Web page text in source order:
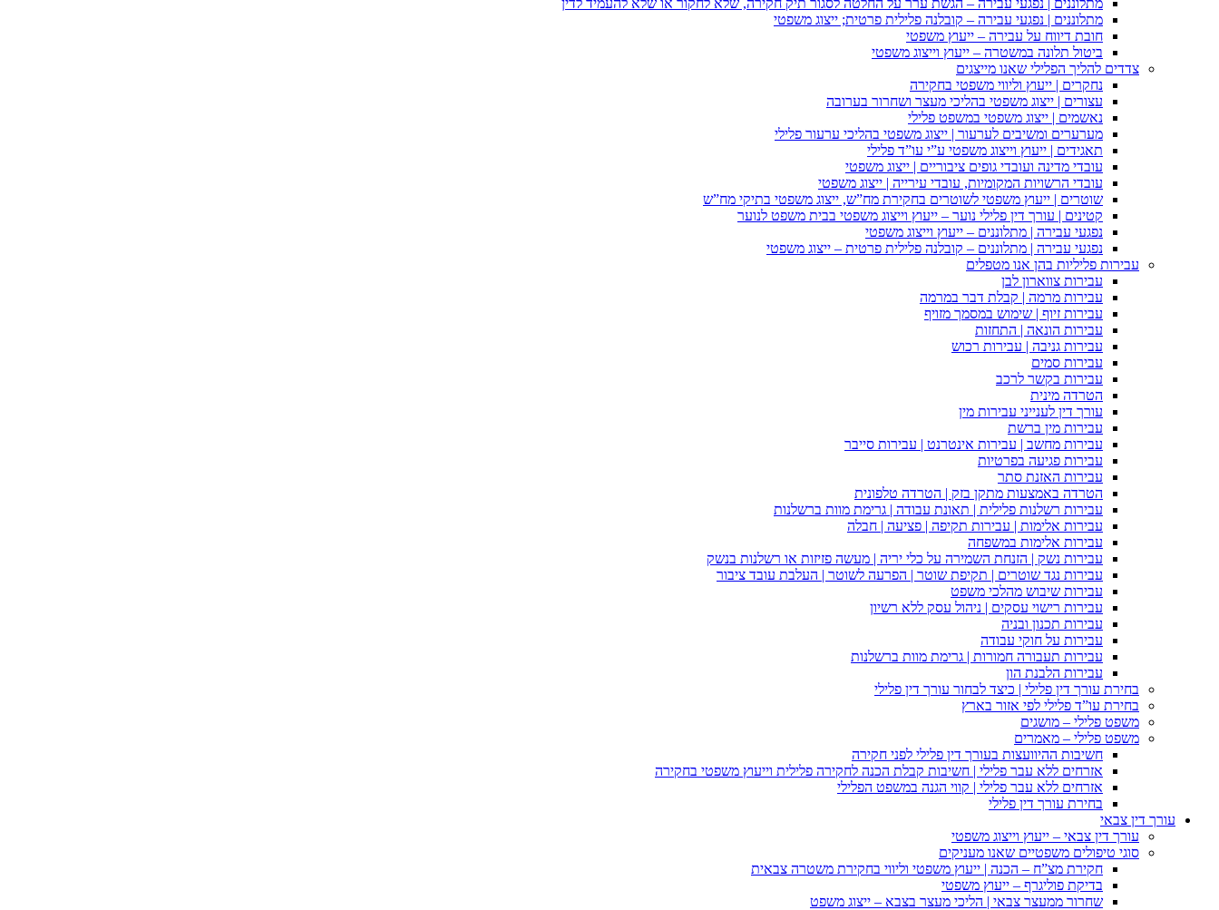
מתלוננים | נפגעי עבירה – הגשת ערר על החלטה לסגור תיק חקירה, שלא לחקור או שלא להעמיד לדין
מתלוננים | נפגעי עבירה – קובלנה פלילית פרטית; ייצוג משפטי
חובת דיווח על עבירה – ייעוץ משפטי
ביטול תלונה במשטרה – ייעוץ וייצוג משפטי
צדדים להליך הפלילי שאנו מייצגים
נחקרים | ייעוץ וליווי משפטי בחקירה
עצורים | ייצוג משפטי בהליכי מעצר ושחרור בערובה
נאשמים | ייצוג משפטי במשפט פלילי
מערערים ומשיבים לערעור | ייצוג משפטי בהליכי ערעור פלילי
תאגידים | ייעוץ וייצוג משפטי ע”י עו”ד פלילי
עובדי מדינה ועובדי גופים ציבוריים | ייצוג משפטי
עובדי הרשויות המקומיות, עובדי עירייה | ייצוג משפטי
שוטרים | ייעוץ משפטי לשוטרים בחקירת מח”ש, ייצוג משפטי בתיקי מח”ש
קטינים | עורך דין פלילי נוער – ייעוץ וייצוג משפטי בבית משפט לנוער
נפגעי עבירה | מתלוננים – ייעוץ וייצוג משפטי
נפגעי עבירה | מתלוננים – קובלנה פלילית פרטית – ייצוג משפטי
עבירות פליליות בהן אנו מטפלים
עבירות צווארון לבן
עבירות מרמה | קבלת דבר במרמה
עבירות זיוף | שימוש במסמך מזויף
עבירות הונאה | התחזות
עבירות גניבה | עבירות רכוש
עבירות סמים
עבירות בקשר לרכב
הטרדה מינית
עורך דין לענייני עבירות מין
עבירות מין ברשת
עבירות מחשב | עבירות אינטרנט | עבירות סייבר
עבירות פגיעה בפרטיות
עבירות האזנת סתר
הטרדה באמצעות מתקן בזק | הטרדה טלפונית
עבירות רשלנות פלילית | תאונת עבודה | גרימת מוות ברשלנות
עבירות אלימות | עבירות תקיפה | פציעה | חבלה
עבירות אלימות במשפחה
עבירות נשק | הזנחת השמירה על כלי יריה | מעשה פזיזות או רשלנות בנשק
עבירות נגד שוטרים | תקיפת שוטר | הפרעה לשוטר | העלבת עובד ציבור
עבירות שיבוש מהלכי משפט
עבירות רישוי עסקים | ניהול עסק ללא רשיון
עבירות תכנון ובניה
עבירות על חוקי עבודה
עבירות תעבורה חמורות | גרימת מוות ברשלנות
עבירות הלבנת הון
בחירת עורך דין פלילי | כיצד לבחור עורך דין פלילי
בחירת עו”ד פלילי לפי אזור בארץ
משפט פלילי – מושגים
משפט פלילי – מאמרים
חשיבות ההיוועצות בעורך דין פלילי לפני חקירה
אזרחים ללא עבר פלילי | חשיבות קבלת הכנה לחקירה פלילית וייעוץ משפטי בחקירה
אזרחים ללא עבר פלילי | קווי הגנה במשפט הפלילי
בחירת עורך דין פלילי
עורך דין צבאי
עורך דין צבאי – ייעוץ וייצוג משפטי
סוגי טיפולים משפטיים שאנו מעניקים
חקירת מצ”ח – הכנה | ייעוץ משפטי וליווי בחקירת משטרה צבאית
בדיקת פוליגרף – ייעוץ משפטי
שחרור ממעצר צבאי | הליכי מעצר בצבא – ייצוג משפט